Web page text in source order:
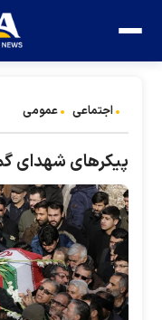
اجتماعی عمومی
پیکر‌های شهدای